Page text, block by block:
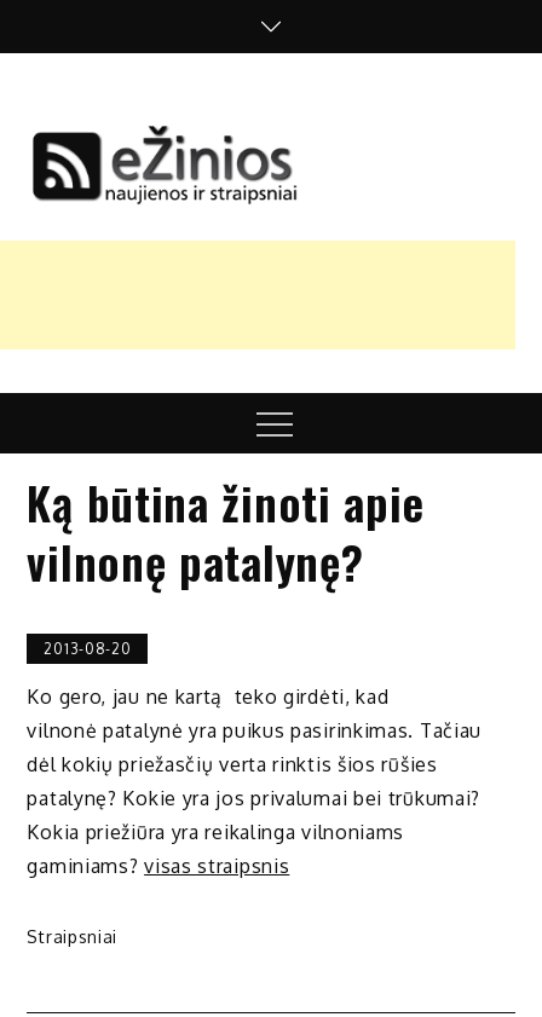
nuomonės
Menu
Ką būtina žinoti apie
vilnonę patalynę?
2013-08-20
Ko gero, jau ne kartą teko girdėti, kad
vilnonė patalynė yra puikus pasirinkimas. Tačiau
dėl kokių priežasčių verta rinktis šios rūšies
patalynę? Kokie yra jos privalumai bei trūkumai?
Kokia priežiūra yra reikalinga vilnoniams
gaminiams?visas straipsnis
Straipsniai